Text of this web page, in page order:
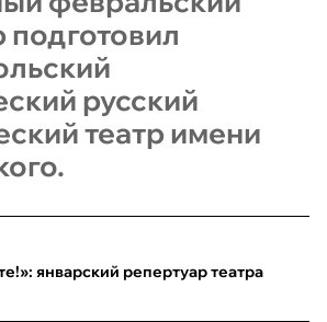
подготовил
русский
театр имени
январский репертуар театра